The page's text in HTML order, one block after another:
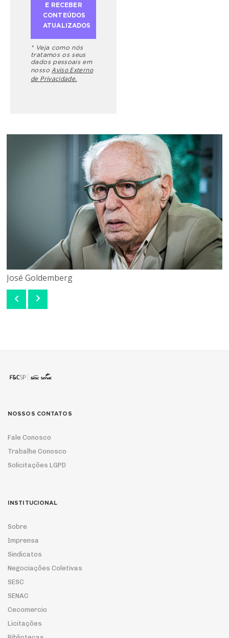
* Veja como nós
tratamos os seus
dados pessoais em
nosso Aviso Externo
de Privacidade.
José Goldemberg
NOSSOS CONTATOS
Fale Conosco
Trabalhe Conosco
Solicitações LGPD
INSTITUCIONAL
Sobre
Imprensa
Sindicatos
Negociações Coletivas
SESC
SENAC
Cecomercio
Licitações